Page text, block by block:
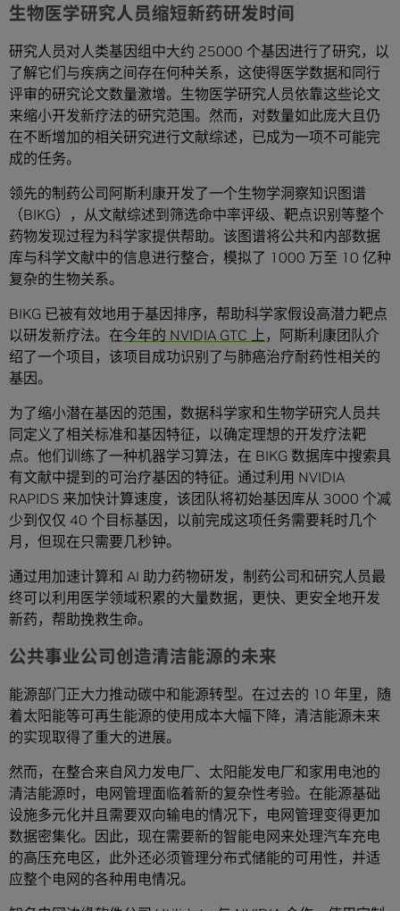
生物医学研究人员缩短新药研发时间
研究人员对人类基因组中大约 25000 个基因进行了研究，以
了解它们与疾病之间存在何种关系，这使得医学数据和同行
评审的研究论文数量激增。生物医学研究人员依靠这些论文
来缩小开发新疗法的研究范围。然而，对数量如此庞大且仍
在不断增加的相关研究进行文献综述，已成为一项不可能完
成的任务。
领先的制药公司阿斯利康开发了一个生物学洞察知识图谱
（BIKG），从文献综述到筛选命中率评级、靶点识别等整个
药物发现过程为科学家提供帮助。该图谱将公共和内部数据
库与科学文献中的信息进行整合，模拟了 1000 万至 10 亿种
复杂的生物关系。
BIKG 已被有效地用于基因排序，帮助科学家假设高潜力靶点
以研发新疗法。在今年的 NVIDIA GTC 上 ，阿斯利康团队介
绍了一个项目，该项目成功识别了与肺癌治疗耐药性相关的
基因。
为了缩小潜在基因的范围，数据科学家和生物学研究人员共
同定义了相关标准和基因特征，以确定理想的开发疗法靶
点。他们训练了一种机器学习算法，在 BIKG 数据库中搜索具
有文献中提到的可治疗基因的特征。通过利用 NVIDIA
RAPIDS 来加快计算速度，该团队将初始基因库从 3000 个减
少到仅仅 40 个目标基因，以前完成这项任务需要耗时几个
月，但现在只需要几秒钟。
通过用加速计算和 AI 助力药物研发，制药公司和研究人员最
终可以利用医学领域积累的大量数据，更快、更安全地开发
新药，帮助挽救生命。
公共事业公司创造清洁能源的未来
能源部门正大力推动碳中和能源转型。在过去的 10 年里，随
着太阳能等可再生能源的使用成本大幅下降，清洁能源未来
的实现取得了重大的进展。
然而，在整合来自风力发电厂、太阳能发电厂和家用电池的
清洁能源时，电网管理面临着新的复杂性考验。在能源基础
设施多元化并且需要双向输电的情况下，电网管理变得更加
数据密集化。因此，现在需要新的智能电网来处理汽车充电
的高压充电区，此外还必须管理分布式储能的可用性，并适
应整个电网的各种用电情况。